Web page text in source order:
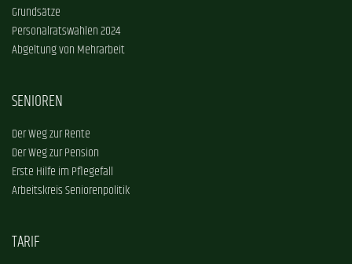
Grundsätze
Personalratswahlen 2024
Abgeltung von Mehrarbeit
SENIOREN
Der Weg zur Rente
Der Weg zur Pension
Erste Hilfe im Pflegefall
Arbeitskreis Seniorenpolitik
TARIF